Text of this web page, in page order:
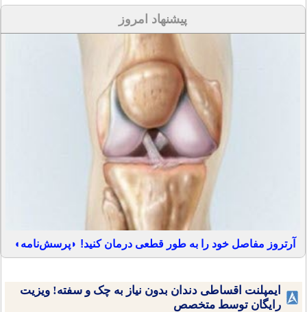
پیشنهاد امروز
آرتروز مفاصل خود را به طور قطعی درمان کنید! ◗پرسش‌نامه◖
ایمپلنت اقساطی دندان بدون نیاز به چک و سفته! ویزیت
رایگان توسط متخصص